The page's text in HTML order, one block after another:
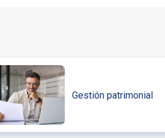
Gestión patrimonial